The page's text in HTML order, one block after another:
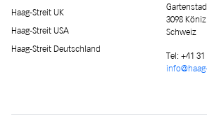
Haag-Streit UK
Haag-Streit USA
Haag-Streit Deutschland
3098 Köniz
Schweiz
Tel: +41 31